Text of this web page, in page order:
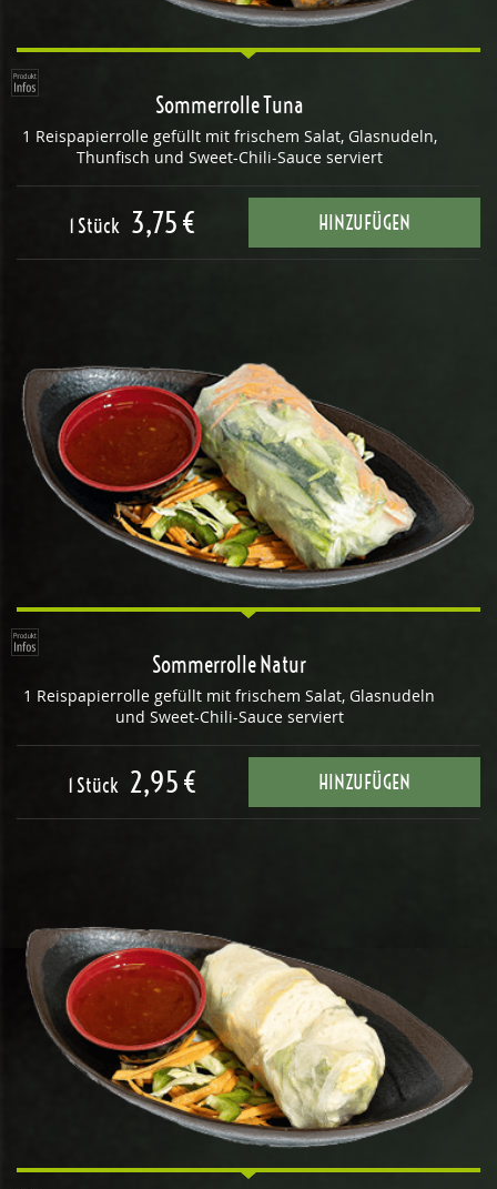
Sommerrolle Tuna
1 Reispapierrolle gefüllt mit frischem Salat, Glasnudeln,
Thunfisch und Sweet-Chili-Sauce serviert
1 Stück 3,75 € HINZUFÜGEN
Sommerrolle Natur
1 Reispapierrolle gefüllt mit frischem Salat, Glasnudeln
und Sweet-Chili-Sauce serviert
1 Stück 2,95 € HINZUFÜGEN